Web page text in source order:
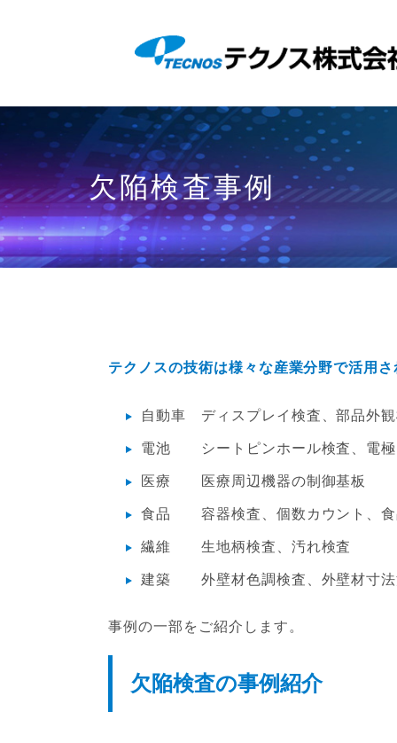
テクノスの技術は様々な産業分野で活用
自動車 ディスプレイ検査、部品外
電池 シートピンホール検査、電極
医療 医療周辺機器の制御基板
食品 容器検査、個数カウント、食
繊維 生地柄検査、汚れ検査
建築 外壁材色調検査、外壁材寸法
事例の一部をご紹介します。
欠陥検査の事例紹介